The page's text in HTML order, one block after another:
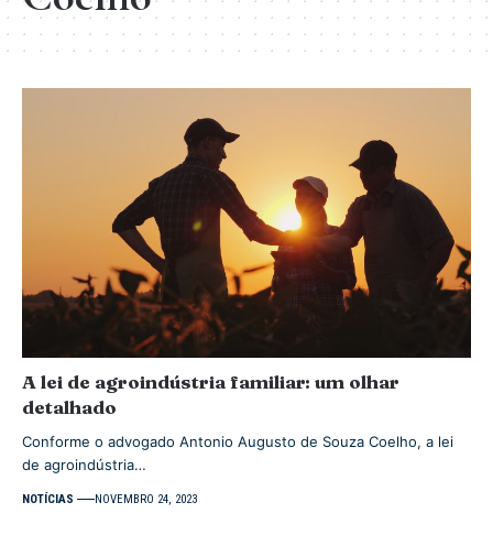
A lei de agroindústria familiar: um olhar
detalhado
Conforme o advogado Antonio Augusto de Souza Coelho, a lei
de agroindústria…
NOTÍCIAS NOVEMBRO 24, 2023